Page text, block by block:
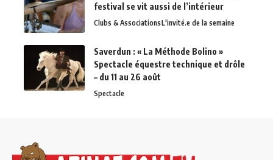
festival se vit aussi de l’intérieur
Clubs & AssociationsL'invité.e de la semaine
Saverdun : « La Méthode Bolino »
Spectacle équestre technique et drôle
– du 11 au 26 août
Spectacle